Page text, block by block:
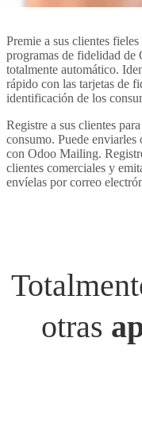
Premie a sus clientes
programas de fidelidad de
totalmente automático.
rápido con las tarjetas de
identificación de los
Registre a sus clientes
consumo. Puede enviarles
con Odoo Mailing.
clientes comerciales y
envíelas por correo
otras